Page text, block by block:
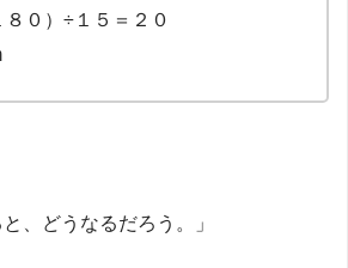
０）÷１５＝２０
、どうなるだろう。」